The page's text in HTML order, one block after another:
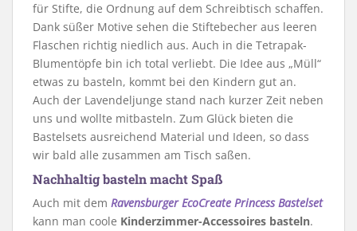
für Stifte, die Ordnung auf dem Schreibtisch schaffen.
Dank süßer Motive sehen die Stiftebecher aus leeren
Flaschen richtig niedlich aus. Auch in die Tetrapak-
Blumentöpfe bin ich total verliebt. Die Idee aus „Müll“
etwas zu basteln, kommt bei den Kindern gut an.
Auch der Lavendeljunge stand nach kurzer Zeit neben
uns und wollte mitbasteln. Zum Glück bieten die
Bastelsets ausreichend Material und Ideen, so dass
wir bald alle zusammen am Tisch saßen.
Nachhaltig basteln macht Spaß
Auch mit dem Ravensburger EcoCreate Princess Bastelset
kann man coole Kinderzimmer-Accessoires basteln.